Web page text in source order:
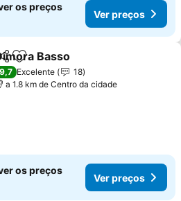
os preços
Ver preços
Adicionar aos favoritos
Basso
9,7 Excelente
18
a 1.8 km de Centro da cidade
os preços
Ver preços